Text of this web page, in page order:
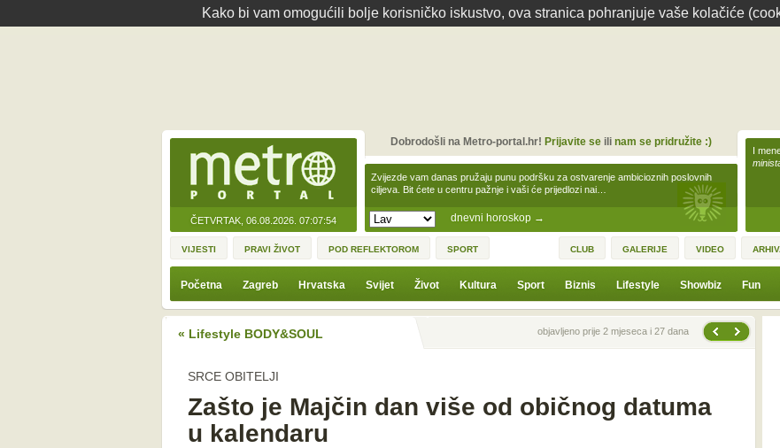
Kako bi vam omogućili bolje korisničko iskustvo, ova stranica pohranjuje vaše kolačiće
ČETVRTAK, 06.08.2026. 07:07:54 dnevni horoskop →
Zvijezde vam danas pružaju punu podršku za ostvarenje ambicioznih poslovnih
ciljeva. Bit ćete u centru pažnje i vaši će prijedlozi nai…
Dobrodošli na Metro-portal.hr! Prijavite seili nam se pridružite :)
I
VIJESTI PRAVI ŽIVOT POD REFLEKTOROM SPORT CLUB GALERIJE VIDEO
Početna Zagreb Hrvatska Svijet Život Kultura Sport Biznis Lifestyle Showbiz Fun
« Lifestyle BODY&SOUL Prethodna vijestobjavljeno prije 2 mjeseca i 27 dana
SRCE OBITELJI
Zašto je Majčin dan više od običnog datuma
u kalendaru